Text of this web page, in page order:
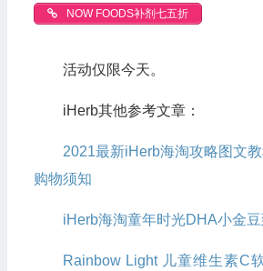
NOW FOODS补剂七五折
活动仅限今天。
iHerb其他参考文章：
2021最新iHerb海淘攻略图文
购物须知
iHerb海淘童年时光DHA小金
Rainbow Light 儿童维生素C